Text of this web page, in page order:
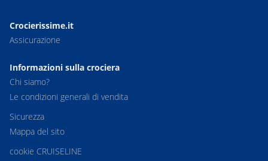
Crocierissime.it
Assicurazione
Informazioni sulla crociera
Chi siamo?
Le condizioni generali di vendita
Sicurezza
Mappa del sito
cookie CRUISELINE